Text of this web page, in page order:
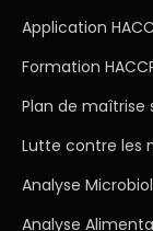
Application
Formation
Plan de maîtrise
Lutte contre les
Analyse
Analyse